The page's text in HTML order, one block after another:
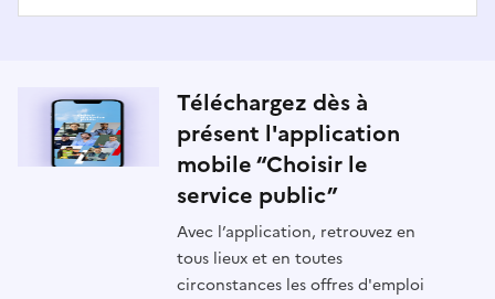
Téléchargez dès à
présent l'application
mobile “Choisir le
service public”
Avec l’application, retrouvez en
tous lieux et en toutes
circonstances les offres d'emploi